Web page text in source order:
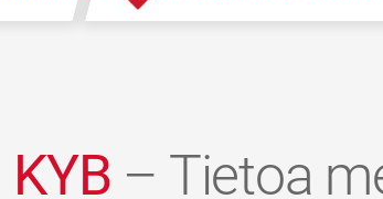
KYB – Tietoa